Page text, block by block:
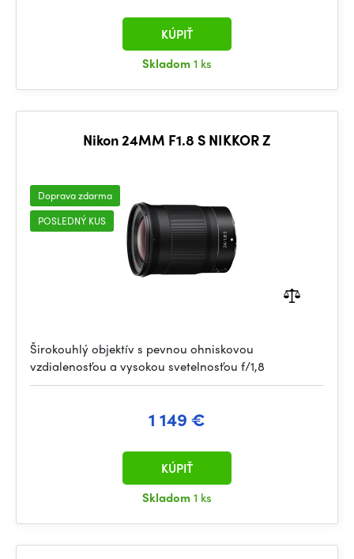
Skladom1 ks
KÚPIŤ
Nikon 24MM F1.8 S NIKKOR Z
Doprava zdarma
POSLEDNÝ KUS
Širokouhlý objektív s pevnou ohniskovou
vzdialenosťou a vysokou svetelnosťou f/1,8
1 149 €
Skladom1 ks
KÚPIŤ